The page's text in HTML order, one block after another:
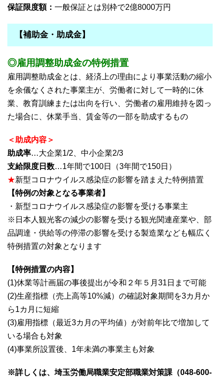
保証限度額： 一般保証とは別枠で2億8000万円
【補助金・助成金】
◎雇用調整助成金の特例措置
雇用調整助成金とは、経済上の理由により事業活動の縮小
を余儀なくされた事業主が、労働者に対して一時的に休
業、教育訓練または出向を行い、労働者の雇用維持を図っ
た場合に、休業手当、賃金等の一部を助成するもの
＜助成内容＞
助成率…大企業1/2、中小企業2/3
支給限度日数…1年間で100日（3年間で150日）
★新型コロナウイルス感染症の影響を踏まえた特例措置
【特例の対象となる事業者】
・新型コロナウイルス感染症の影響を受ける事業主
※日本人観光客の減少の影響を受ける観光関連産業や、部
品調達・供給等の停滞の影響を受ける製造業なども幅広く
特例措置の対象となります
【特例措置の内容】
(1)休業等計画届の事後提出が令和２年５月31日まで可能
(2)生産指標（売上高等10%減）の確認対象期間を3カ月か
ら1カ月に短縮
(3)雇用指標（最近3カ月の平均値）が対前年比で増加して
いる場合も対象
(4)事業所設置後、1年未満の事業主も対象
※詳しくは、埼玉労働局職業安定部職業対策課（048-600-